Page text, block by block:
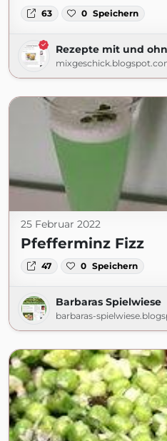
63 0 Speichern
Rezepte mit und
25 Februar 2022
Pfefferminz Fizz
47 0 Speichern
Barbaras Spielwiese
barbaras-